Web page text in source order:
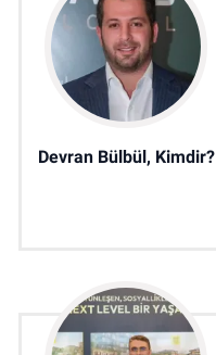
Devran Bülbül, Kimdir?